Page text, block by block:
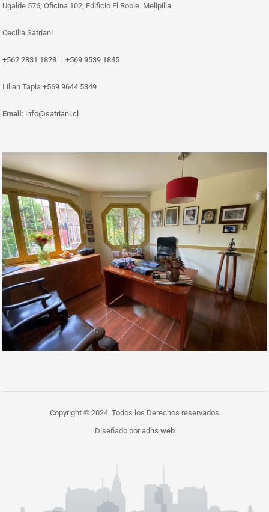
Ugalde 576, Oficina 102, Edificio El Roble. Melipilla
Cecilia Satriani
+562 2831 1828 | +569 9539 1845
‎Lilian Tapia +569 9644 5349
Email: info@satriani.cl
Copyright © 2024. Todos los Derechos reservados
Diseñado poradhs web